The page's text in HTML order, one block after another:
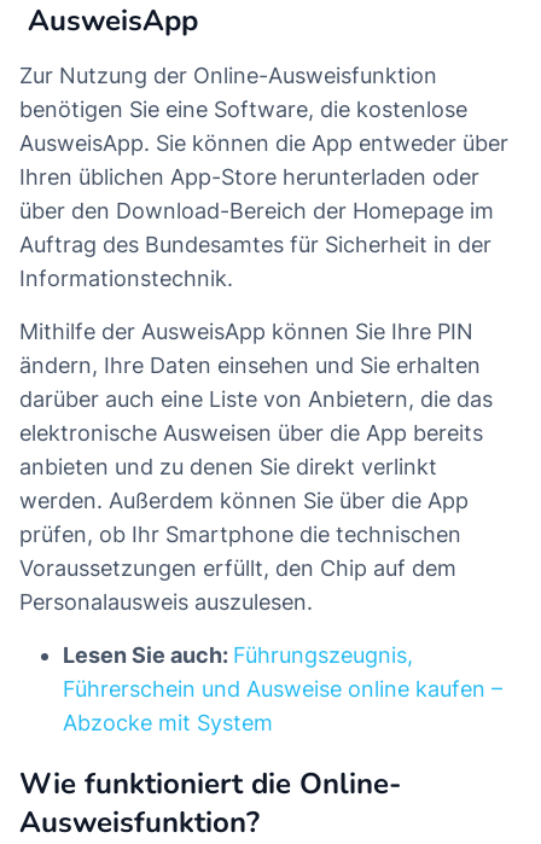
AusweisApp
Zur Nutzung der Online-Ausweisfunktion
benötigen Sie eine Software, die kostenlose
AusweisApp. Sie können die App entweder über
Ihren üblichen App-Store herunterladen oder
über den Download-Bereich der Homepage im
Auftrag des Bundesamtes für Sicherheit in der
Informationstechnik.
Mithilfe der AusweisApp können Sie Ihre PIN
ändern, Ihre Daten einsehen und Sie erhalten
darüber auch eine Liste von Anbietern, die das
elektronische Ausweisen über die App bereits
anbieten und zu denen Sie direkt verlinkt
werden. Außerdem können Sie über die App
prüfen, ob Ihr Smartphone die technischen
Voraussetzungen erfüllt, den Chip auf dem
Personalausweis auszulesen.
Lesen Sie auch: Führungszeugnis,
Führerschein und Ausweise online kaufen –
Abzocke mit System
Wie funktioniert die Online-
Ausweisfunktion?